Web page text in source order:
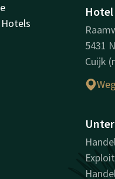
5431
Cuijk